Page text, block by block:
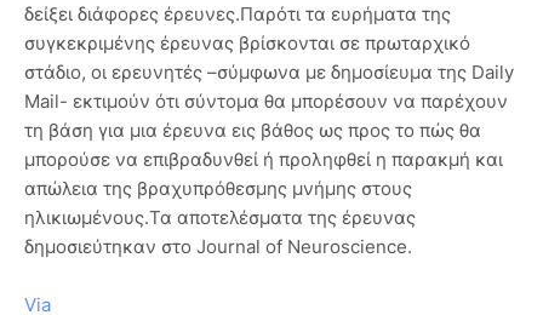
δείξει διάφορες έρευνες.Παρότι τα ευρήματα της
συγκεκριμένης έρευνας βρίσκονται σε πρωταρχικό
στάδιο, οι ερευνητές –σύμφωνα με δημοσίευμα της Daily
Mail- εκτιμούν ότι σύντομα θα μπορέσουν να παρέχουν
τη βάση για μια έρευνα εις βάθος ως προς το πώς θα
μπορούσε να επιβραδυνθεί ή προληφθεί η παρακμή και
απώλεια της βραχυπρόθεσμης μνήμης στους
ηλικιωμένους.Τα αποτελέσματα της έρευνας
δημοσιεύτηκαν στο Journal of Neuroscience.
Via